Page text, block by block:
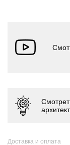
Доставка и оплата